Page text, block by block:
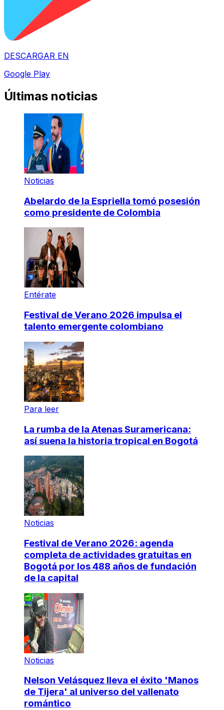
DESCARGAR EN
Google Play
Últimas noticias
Noticias
Abelardo de la Espriella tomó posesión
como presidente de Colombia
Entérate
Festival de Verano 2026 impulsa el
talento emergente colombiano
Para leer
La rumba de la Atenas Suramericana:
así suena la historia tropical en Bogotá
Noticias
Festival de Verano 2026: agenda
completa de actividades gratuitas en
Bogotá por los 488 años de fundación
de la capital
Noticias
Nelson Velásquez lleva el éxito 'Manos
de Tijera' al universo del vallenato
romántico